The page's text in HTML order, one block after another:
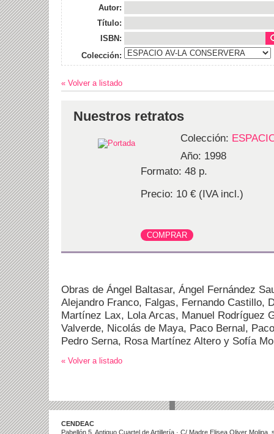
Autor:
Título:
ISBN:
Colección:
« Volver a listado
Nuestros retratos
Colección:
Año: 1998
Formato: 48 p.
Precio: 10 € (IVA incl.)
Obras de Ángel Baltasar, Ángel Fernández
Alejandro Franco, Falgas, Fernando Castillo,
Martínez Lax, Lola Arcas, Manuel Rodríguez
Valverde, Nicolás de Maya, Paco Bernal,
Pedro Serna, Rosa Martínez Altero y Sofía
« Volver a listado
CENDEAC
Pabellón 5. Antiguo Cuartel de Artillería · C/ Madre Elisea Oliver